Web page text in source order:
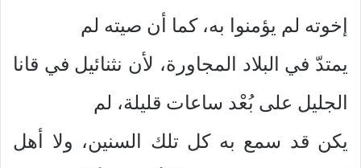
إخوته لم يؤمنوا به، كما أن صيته لم
يمتدّ في البلاد المجاورة، لأن نثنائيل في قانا
الجليل على بُعْد ساعات قليلة، لم
يكن قد سمع به كل تلك السنين، ولا أهل